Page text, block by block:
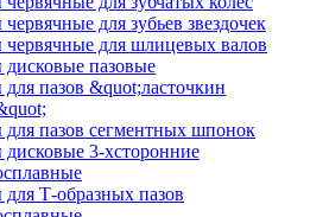
для зубьев звездочек
для шлицевых валов
пазовые
пазов &quot;ласточкин
пазов сегментных шпонок
3-хсторонние
Т-образных пазов